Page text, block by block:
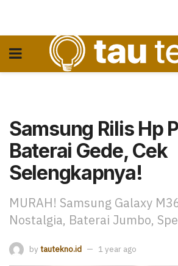
Samsung Rilis Hp
Baterai Gede, Cek
Selengkapnya!
MURAH! Samsung Galaxy
Nostalgia, Baterai Jumbo,
by tautekno.id 1 year ago